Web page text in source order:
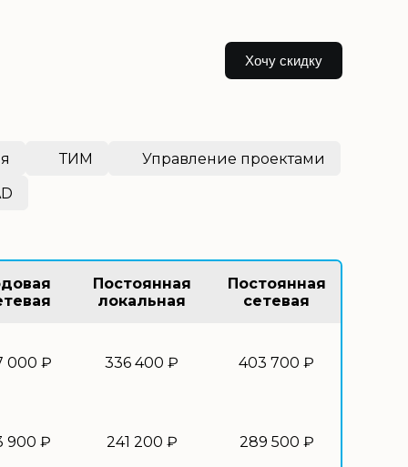
Хочу скидку
ТИМ
Управление проектами
Постоянная
локальная
Постоянная
сетевая
000 ₽ 336 400 ₽ 403 700 ₽
900 ₽ 241 200 ₽ 289 500 ₽